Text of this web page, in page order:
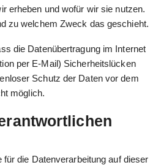
erheben und wofür wir sie nutzen.
zu welchem Zweck das geschieht.
die Datenübertragung im Internet
per E-Mail) Sicherheitslücken
Schutz der Daten vor dem
möglich.
die Datenverarbeitung auf dieser